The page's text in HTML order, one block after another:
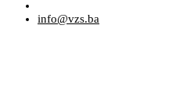
info@vzs.ba